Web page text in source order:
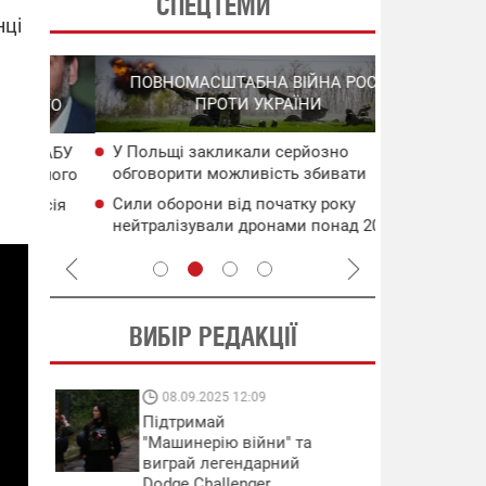
ПОВНОМАСШТАБНА ВІЙНА РОСІЇ
ПРОТИ УКРАЇНИ
У Польщі закликали серйозно
обговорити можливість збивати
російські ракети ще над Україною
Сили оборони від початку року
нейтралізували дронами понад 200
ВИБІР РЕДАКЦІЇ
08.09.2025 12:09
Підтримай
"Машинерію війни" та
виграй легендарний